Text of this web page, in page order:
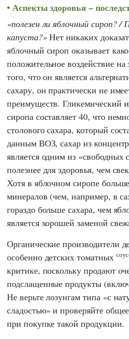
Аспекты здоровья –
полезен ли яблочный сироп? /
капуста? Нет никаких
яблочный сироп оказывает
положительное воздействие
того, что он является
сахару, он практически не
преимуществ. Гликемический
сиропа составляет 40, что
столового сахара, который
данным ВОЗ, сахар из
является одним из «свободных
полезнее для здоровья, чем
Хотя в яблочном сиропе
минералов (чем, например, в
гораздо больше сахара, чем
является хорошей заменой
Органические производители
особенно детских томатных
критике, поскольку продают
подслащенные продукты
Не верьте лозунгам типа «с
сладостью» и проверяйте
при покупке такой продукции.